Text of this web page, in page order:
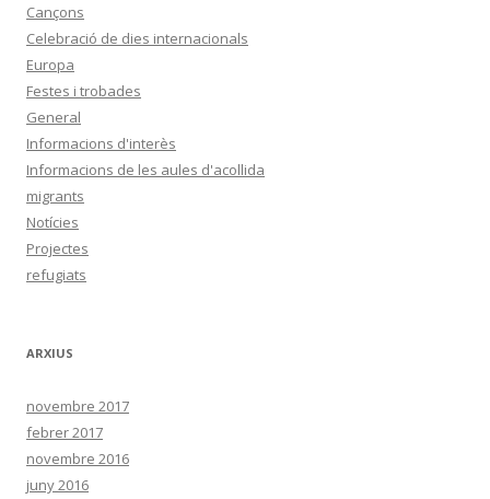
Cançons
Celebració de dies internacionals
Europa
Festes i trobades
General
Informacions d'interès
Informacions de les aules d'acollida
migrants
Notícies
Projectes
refugiats
ARXIUS
novembre 2017
febrer 2017
novembre 2016
juny 2016